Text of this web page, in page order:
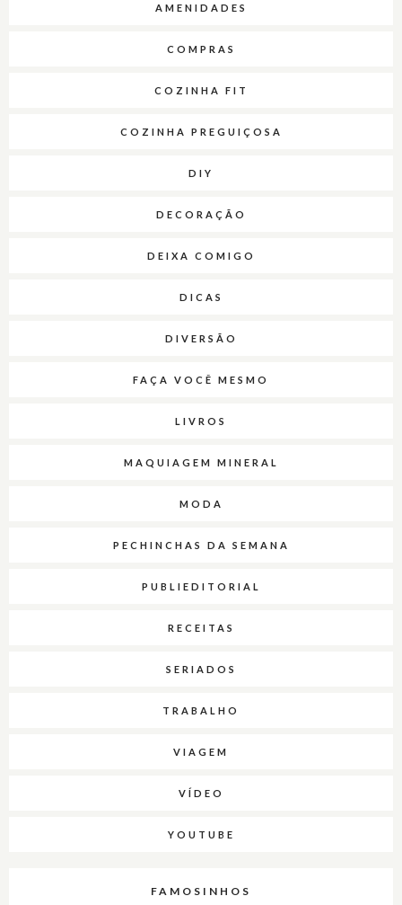
AMENIDADES
COMPRAS
COZINHA FIT
COZINHA PREGUIÇOSA
DIY
DECORAÇÃO
DEIXA COMIGO
DICAS
DIVERSÃO
FAÇA VOCÊ MESMO
LIVROS
MAQUIAGEM MINERAL
MODA
PECHINCHAS DA SEMANA
PUBLIEDITORIAL
RECEITAS
SERIADOS
TRABALHO
VIAGEM
VÍDEO
YOUTUBE
FAMOSINHOS